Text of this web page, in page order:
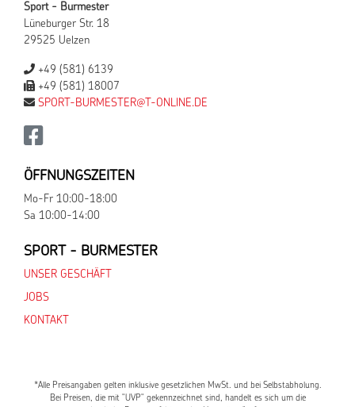
Sport - Burmester
Lüneburger Str. 18
29525 Uelzen
+49 (581) 6139
+49 (581) 18007
SPORT-BURMESTER@T-ONLINE.DE
ÖFFNUNGSZEITEN
Mo-Fr 10:00-18:00
Sa 10:00-14:00
SPORT - BURMESTER
UNSER GESCHÄFT
JOBS
KONTAKT
*Alle Preisangaben gelten inklusive gesetzlichen MwSt. und bei Selbstabholung.
Bei Preisen, die mit "UVP" gekennzeichnet sind, handelt es sich um die